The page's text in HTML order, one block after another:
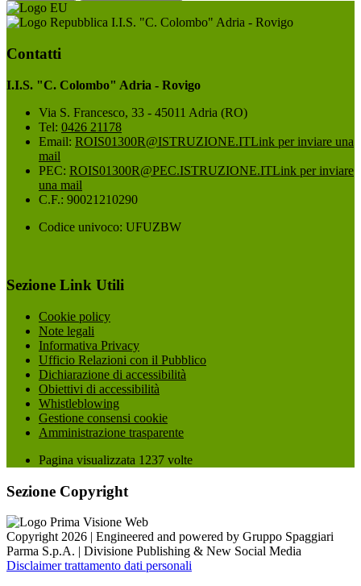
I.I.S. "C. Colombo" Adria - Rovigo
Contatti
I.I.S. "C. Colombo" Adria - Rovigo
Via S. Francesco, 33 - 45011 Adria (RO)
Tel: 0426 21178
Email: ROIS01300R@ISTRUZIONE.ITLink per inviare una
mail
PEC: ROIS01300R@PEC.ISTRUZIONE.ITLink per inviare
una mail
C.F.: 90021210290
Codice univoco: UFUZBW
Sezione Link Utili
Cookie policy
Note legali
Informativa Privacy
Ufficio Relazioni con il Pubblico
Dichiarazione di accessibilità
Obiettivi di accessibilità
Whistleblowing
Gestione consensi cookie
Amministrazione trasparente
Pagina visualizzata 1237 volte
Sezione Copyright
Copyright 2026 | Engineered and powered by Gruppo Spaggiari
Parma S.p.A. | Divisione Publishing & New Social Media
Disclaimer trattamento dati personali